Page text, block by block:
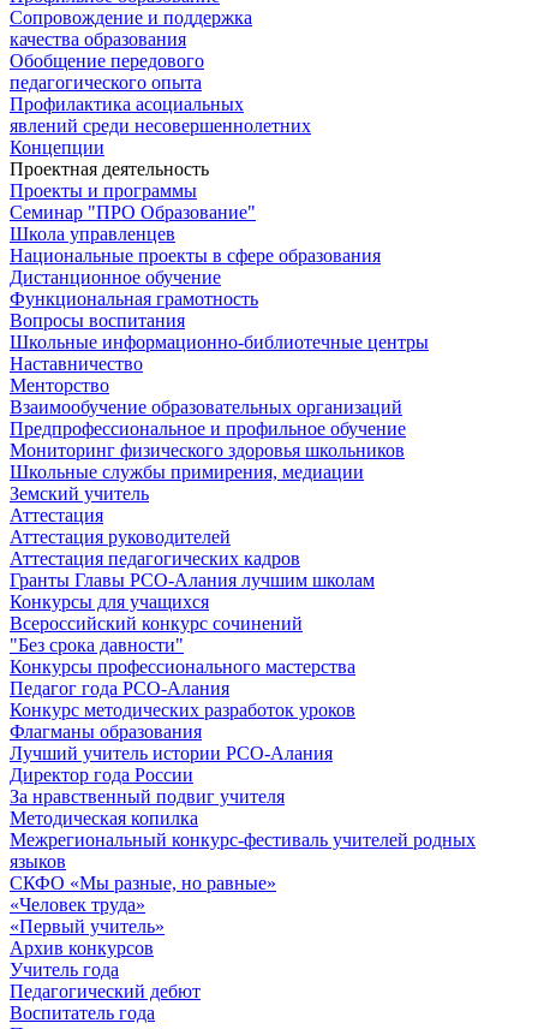
Сопровождение и поддержка
качества образования
Обобщение передового
педагогического опыта
Профилактика асоциальных
явлений среди несовершеннолетних
Концепции
Проектная деятельность
Проекты и программы
Семинар "ПРО Образование"
Школа управленцев
Национальные проекты в сфере образования
Дистанционное обучение
Функциональная грамотность
Вопросы воспитания
Школьные информационно-библиотечные центры
Наставничество
Менторство
Взаимообучение образовательных организаций
Предпрофессиональное и профильное обучение
Мониторинг физического здоровья школьников
Школьные службы примирения, медиации
Земский учитель
Аттестация
Аттестация руководителей
Аттестация педагогических кадров
Гранты Главы РСО-Алания лучшим школам
Конкурсы для учащихся
Всероссийский конкурс сочинений
"Без срока давности"
Конкурсы профессионального мастерства
Педагог года РСО-Алания
Конкурс методических разработок уроков
Флагманы образования
Лучший учитель истории РСО-Алания
Директор года России
За нравственный подвиг учителя
Методическая копилка
Межрегиональный конкурс-фестиваль учителей родных
языков
СКФО «Мы разные, но равные»
«Человек труда»
«Первый учитель»
Архив конкурсов
Учитель года
Педагогический дебют
Воспитатель года